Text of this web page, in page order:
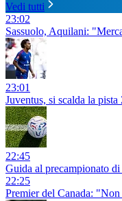
Vedi tutti
23:02
Sassuolo, Aquilani:
23:01
Juventus, si scalda la
22:45
Guida al precampionato
22:25
Premier del Canada: